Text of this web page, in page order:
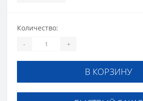
Количество:
- +
В КОРЗИНУ